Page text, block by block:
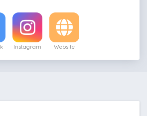
Instagram Website